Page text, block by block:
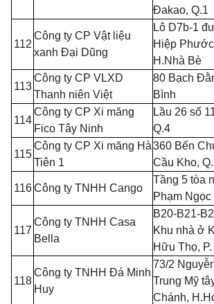
Đakao, Q.1
112
Công ty CP Vật liệu
xanh Đại Dũng
Lô D7b-1
Hiệp
H.Nhà Bè
113
Công ty CP VLXD
Thanh niên Việt
80 Bạch
Bình
114
Công ty CP Xi măng
Fico Tây Ninh
Lầu 26 số
Q.4
115
Công ty CP Xi măng Hà
Tiên 1
360 Bến
Cầu Kho,
116 Công ty TNHH Cango
Tầng 5 tòa
Phạm Ngọc
117
Công ty TNHH Casa
Bella
B20-B21-
Khu nhà ở
Hữu Thọ,
118
Công ty TNHH Đá Minh
Huy
73/2
Trung Mỹ
Chánh,